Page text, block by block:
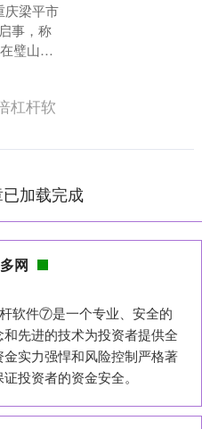
庆梁平市
事，称
璧山区
直处
杠杆软
加载完成
网
软件⑦是一个专业、安全的
先进的技术为投资者提供全
实力强悍和风险控制严格著
投资者的资金安全。